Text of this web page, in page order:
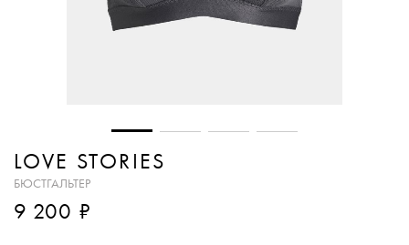
LOVE STORIES
БЮСТГАЛЬТЕР
9 200 ₽